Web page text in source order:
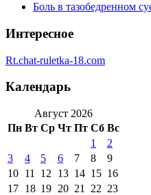
Боль в тазобедренном
Интересное
Rt.chat-ruletka-18.com
Календарь
Август 2026
Пн Вт Ср Чт Пт Сб Вс
1
2
3
4 5 6 7 8
9
10 11 12 13 14 15 16
17 18 19 20 21 22 23